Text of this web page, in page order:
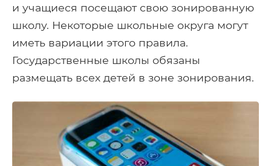
и учащиеся посещают свою зонированную
школу. Некоторые школьные округа могут
иметь вариации этого правила.
Государственные школы обязаны
размещать всех детей в зоне зонирования.